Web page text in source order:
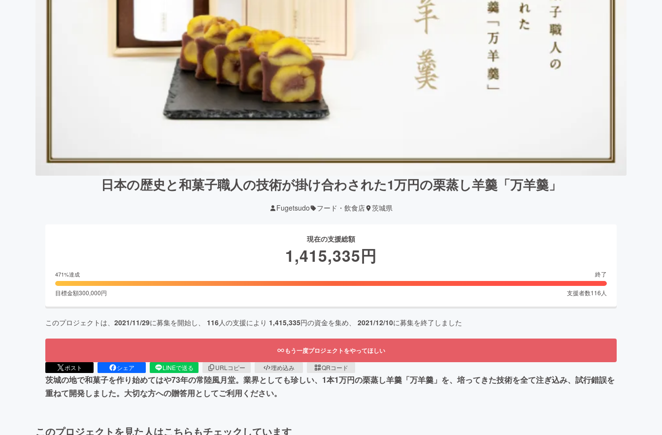
日本の歴史と和菓子職人の技術が掛け合わされた1万円の栗蒸し羊羹「万羊羹」
Fugetsudo フード・飲食店 茨城県
現在の支援総額
1,415,335円
471%達成 終了
目標金額300,000円 支援者数116 人
このプロジェクトは、 2021/11/29に募集を開始し、 116人の支援により 1,415,335円の資金を集め、 2021/12/10に募集を終了しました
もう一度プロジェクトをやってほしい
ポスト シェア LINEで送る URLコピー 埋め込み QRコード
茨城の地で和菓子を作り始めてはや73年の常陸風月堂。業界としても珍しい、1本1万円の栗蒸し羊羹「万羊羹」を、培ってきた技術を全て注ぎ込み、試行錯誤を
重ねて開発しました。大切な方への贈答用としてご利用ください。
このプロジェクトを見た人はこちらもチェックしています